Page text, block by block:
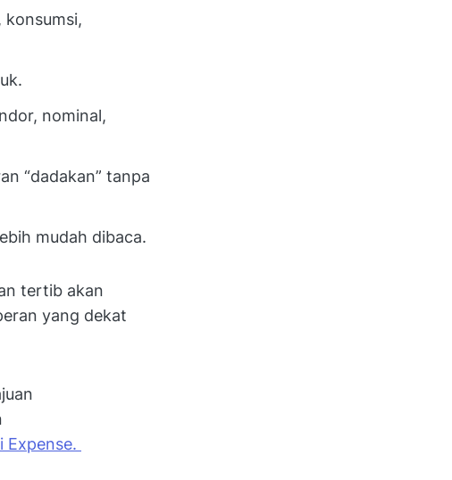
nominal,
“dadakan” tanpa
mudah dibaca.
tertib akan
yang dekat
Expense.